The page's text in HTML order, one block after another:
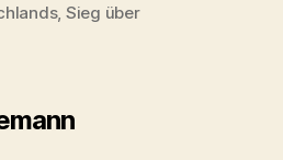
, Sieg über